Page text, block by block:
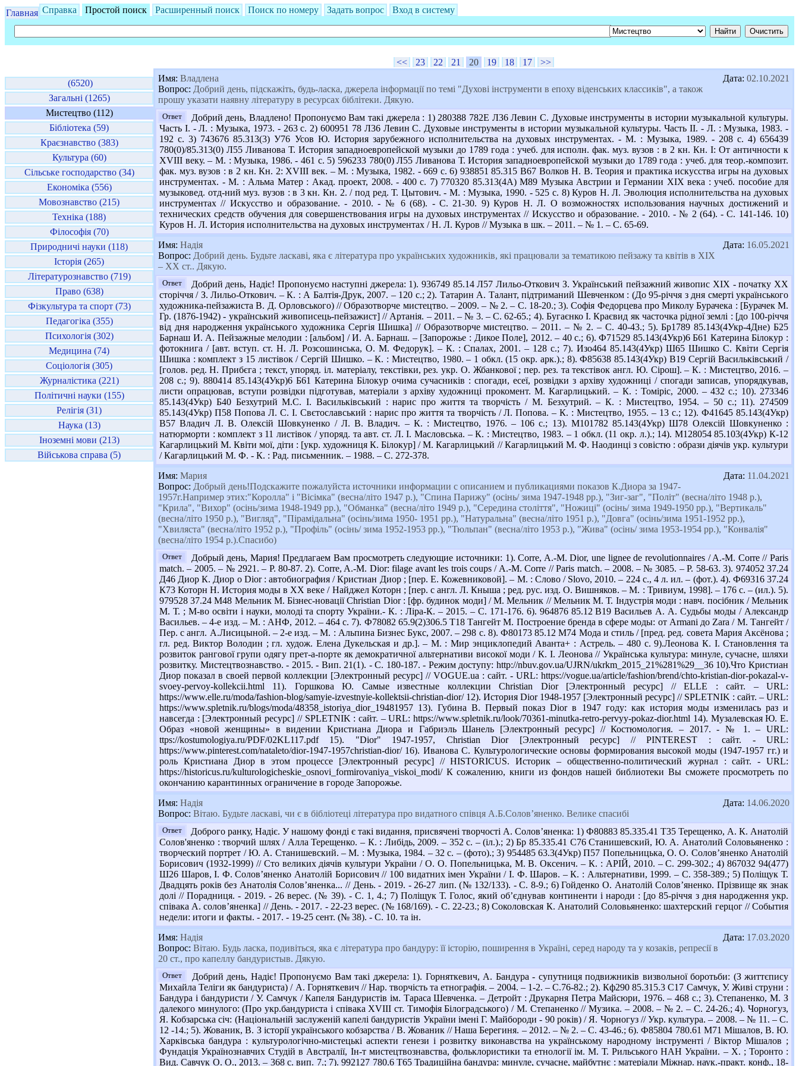
Главная Справка Простой поиск Расширенный поиск Поиск по номеру Задать вопрос Вход в систему
(6520)
Загальні (1265)
Мистецтво (112)
Бібліотека (59)
Краєзнавство (383)
Культура (60)
Сільське господарство (34)
Економіка (556)
Мовознавство (215)
Техніка (188)
Філософія (70)
Природничі науки (118)
Історія (265)
Літературознавство (719)
Право (638)
Фізкультура та спорт (73)
Педагогіка (355)
Психологія (302)
Медицина (74)
Соціологія (305)
Журналістика (221)
Політичні науки (155)
Релігія (31)
Наука (13)
Іноземні мови (213)
Військова справа (5)
<< 23 22 21 20 19 18 17
>>
Дата: 02.10.2021
Имя: Владлена
Вопрос: Добрий день, підскажіть, будь-ласка, джерела інформації по темі "Духові інструменти в епоху віденських классиків", а також
прошу указати наявну літературу в ресурсах біблітеки. Дякую.
Ответ
Добрий день, Владлено! Пропонуємо Вам такі джерела : 1) 280388 782Е Л36 Левин С. Духовые инструменты в истории музыкальной культуры.
Часть І. - Л. : Музыка, 1973. - 263 с. 2) 600951 78 Л36 Левин С. Духовые инструменты в истории музыкальной культуры. Часть ІІ. - Л. : Музыка, 1983. -
192 с. 3) 743676 85.313(3) У76 Усов Ю. История зарубежного исполнительства на духовых инструментах. - М. : Музыка, 1989. - 208 с. 4) 656439
780(0)/85.313(0) Л55 Ливанова Т. История западноевропейской музыки до 1789 года : учеб. для исполн. фак. муз. вузов : в 2 кн. Кн. І: От античности к
XVIII веку. – М. : Музыка, 1986. - 461 с. 5) 596233 780(0) Л55 Ливанова Т. История западноевропейской музыки до 1789 года : учеб. для теор.-композит.
фак. муз. вузов : в 2 кн. Кн. 2: XVIII век. – М. : Музыка, 1982. - 669 с. 6) 938851 85.315 В67 Волков Н. В. Теория и практика искусства игры на духовых
инструментах. - М. : Альма Матер : Акад. проект, 2008. - 400 с. 7) 770320 85.313(4А) М89 Музыка Австрии и Германии ХІХ века : учеб. пособие для
музыковед. отд-ний муз. вузов : в 3 кн. Кн. 2. / под ред. Т. Цытович. - М. : Музыка, 1990. - 525 с. 8) Куров Н. Л. Эволюция исполнительства на духовых
инструментах // Искусство и образование. - 2010. - № 6 (68). - С. 21-30. 9) Куров Н. Л. О возможностях использования научных достижений и
технических средств обучения для совершенствования игры на духовых инструментах // Искусство и образование. - 2010. - № 2 (64). - С. 141-146. 10)
Куров Н. Л. История исполнительства на духовых инструментах / Н. Л. Куров // Музыка в шк. – 2011. – № 1. – С. 65-69.
Дата: 16.05.2021
Имя: Надія
Вопрос: Добрий день. Будьте ласкаві, яка є література про українських художників, які працювали за тематикою пейзажу та квітів в XIX
– XX ст.. Дякую.
Ответ
Добрий день, Надіє! Пропонуємо наступні джерела: 1). 936749 85.14 Л57 Лильо-Откович З. Український пейзажний живопис XIX - початку XX
сторіччя / З. Лильо-Откович. – К. : А Балтія-Друк, 2007. – 120 с.; 2). Татарин А. Талант, підтриманий Шевченком : (До 95-річчя з дня смерті українського
художника-пейзажиста В. Д. Орловського) // Образотворче мистецтво. – 2009. – № 2. – С. 18-20.; 3). Софія Федорцева про Миколу Бурачека : [Бурачек М.
Гр. (1876-1942) - український живописець-пейзажист] // Артанія. – 2011. – № 3. – С. 62-65.; 4). Бугаєнко І. Краєвид як часточка рідної землі : [до 100-річчя
від дня народження українського художника Сергія Шишка] // Образотворче мистецтво. – 2011. – № 2. – С. 40-43.; 5). Бр1789 85.143(4Укр-4Дне) Б25
Барнаш И. А. Пейзажные мелодии : [альбом] / И. А. Барнаш. – [Запорожье : Дикое Поле], 2012. – 40 с.; 6). Ф71529 85.143(4Укр)6 Б61 Катерина Білокур :
фотокнига / [авт. вступ. ст. Н. Л. Розсошинська, О. М. Федорук]. – К. : Спалах, 2001. – 128 с.; 7). Изо464 85.143(4Укр) Ш65 Шишко С. Квіти Сергія
Шишка : комплект з 15 листівок / Сергій Шишко. – К. : Мистецтво, 1980. – 1 обкл. (15 окр. арк.).; 8). Ф85638 85.143(4Укр) В19 Сергій Васильківський /
[голов. ред. Н. Прибєга ; текст, упоряд. іл. матеріалу, текстівки, рез. укр. О. Жбанкової ; пер. рез. та текстівок англ. Ю. Сірош]. – К. : Мистецтво, 2016. –
208 с.; 9). 880414 85.143(4Укр)6 Б61 Катерина Білокур очима сучасників : спогади, есеї, розвідки з архіву художниці / спогади записав, упорядкував,
листи опрацював, вступи розвідки підготував, матеріали з архіву художниці прокомент. М. Кагарлицький. – К. : Томіріс, 2000. – 432 с.; 10). 273346
85.143(4Укр) Б40 Безхутрий М.С. І. Васильківський : нарис про життя та творчість / М. Безхутрий. – К. : Мистецтво, 1954. – 50 с.; 11). 274509
85.143(4Укр) П58 Попова Л. С. І. Свєтославський : нарис про життя та творчість / Л. Попова. – К. : Мистецтво, 1955. – 13 с.; 12). Ф41645 85.143(4Укр)
В57 Владич Л. В. Олексій Шовкуненко / Л. В. Владич. – К. : Мистецтво, 1976. – 106 с.; 13). М101782 85.143(4Укр) Ш78 Олексій Шовкуненко :
натюрморти : комплект з 11 листівок / упоряд. та авт. ст. Л. І. Масловська. – К. : Мистецтво, 1983. – 1 обкл. (11 окр. л.).; 14). М128054 85.103(4Укр) К-12
Кагарлицький М. Квіти мої, діти : [укр. художниця К. Білокур] / М. Кагарлицький // Кагарлицький М. Ф. Наодинці з совістю : образи діячів укр. культури
/ Кагарлицький М. Ф. - К. : Рад. письменник. – 1988. – С. 272-378.
Дата: 11.04.2021
Имя: Мария
Вопрос: Добрый день!Подскажите пожалуйста источники информации с описанием и публикациями показов К.Диора за 1947-
1957г.Например этих:"Королла" і "Вісімка" (весна/літо 1947 р.), "Спина Парижу" (осінь/ зима 1947-1948 рр.), "Зиг-заг", "Політ" (весна/літо 1948 р.),
"Крила", "Вихор" (осінь/зима 1948-1949 рр.), "Обманка" (весна/літо 1949 р.), "Середина століття", "Ножиці" (осінь/ зима 1949-1950 рр.), "Вертикаль"
(весна/літо 1950 р.), "Вигляд", "Пірамідальна" (осінь/зима 1950- 1951 рр.), "Натуральна" (весна/літо 1951 р.), "Довга" (осінь/зима 1951-1952 рр.),
"Хвиляста" (весна/літо 1952 р.), "Профіль" (осінь/ зима 1952-1953 рр.), "Тюльпан" (весна/літо 1953 р.), "Жива" (осінь/ зима 1953-1954 рр.), "Конвалія"
(весна/літо 1954 р.).Спасибо)
Ответ
Добрый день, Мария! Предлагаем Вам просмотреть следующие источники: 1). Corre, A.-M. Dior, une lignee de revolutionnaires / A.-M. Corre // Paris
match. – 2005. – № 2921. – P. 80-87. 2). Corre, A.-M. Dior: filage avant les trois coups / A.-M. Corre // Paris match. – 2008. – № 3085. – P. 58-63. 3). 974052 37.24
Д46 Диор К. Диор о Dior : автобиография / Кристиан Диор ; [пер. Е. Кожевниковой]. – М. : Слово / Slovo, 2010. – 224 с., 4 л. ил. – (фот.). 4). Ф69316 37.24
К73 Которн Н. История моды в XX веке / Найджел Которн ; [пер. с англ. Л. Кныша ; ред. рус. изд. О. Вишняков. – М. : Тривиум, 1998]. – 176 с. – (ил.). 5).
979528 37.24 М48 Мельник М. Бізнес-новації Christian Dior : [фр. будинок моди] / М. Мельник // Мельник М. Т. Індустрія моди : навч. посібник / Мельник
М. Т. ; М-во освіти і науки, молоді та спорту України.- К. : Ліра-К. – 2015. – С. 171-176. 6). 964876 85.12 В19 Васильев А. А. Судьбы моды / Александр
Васильев. – 4-е изд. – М. : АНФ, 2012. – 464 с. 7). Ф78082 65.9(2)306.5 Т18 Тангейт М. Построение бренда в сфере моды: от Armani до Zara / М. Тангейт /
Пер. с англ. А.Лисицыной. – 2-е изд. – М. : Альпина Бизнес Букс, 2007. – 298 с. 8). Ф80173 85.12 М74 Мода и стиль / [пред. ред. совета Мария Аксёнова ;
гл. ред. Виктор Володин ; гл. худож. Елена Дукельская и др.]. – М. : Мир энциклопедий Аванта+ : Астрель. – 480 с. 9).Леонова К. І. Становлення та
розвиток рангової групи одягу прет-а-порте як демократичної альтернативи високої моди / К. І. Леонова // Українська культура: минуле, сучасне, шляхи
розвитку. Мистецтвознавство. - 2015. - Вип. 21(1). - С. 180-187. - Режим доступу: http://nbuv.gov.ua/UJRN/ukrkm_2015_21%281%29__36 10).Что Кристиан
Диор показал в своей первой коллекции [Электронный ресурс] // VOGUE.ua : сайт. - URL: https://vogue.ua/article/fashion/brend/chto-kristian-dior-pokazal-v-
svoey-pervoy-kollekcii.html 11). Горшкова Ю. Самые известные коллекции Christian Dior [Электронный ресурс] // ELLE : сайт. – URL:
https://www.elle.ru/moda/fashion-blog/samyie-izvestnyie-kollektsii-christian-dior/ 12). История Dior 1948-1957 [Электронный ресурс] // SPLETNIK : сайт. – URL:
https://www.spletnik.ru/blogs/moda/48358_istoriya_dior_19481957 13). Губина В. Первый показ Dior в 1947 году: как история моды изменилась раз и
навсегда : [Электронный ресурс] // SPLETNIK : сайт. – URL: https://www.spletnik.ru/look/70361-minutka-retro-pervyy-pokaz-dior.html 14). Музалевская Ю. Е.
Образ «новой женщины» в видении Кристиана Диора и Габриэль Шанель [Электронный ресурс] // Костюмология. – 2017. - № 1. – URL:
ttps://kostumologiya.ru/PDF/02KL117.pdf 15). "Dior" 1947-1957, Christian Dior [Электронный ресурс] // PINTEREST : сайт. - URL:
https://www.pinterest.com/nataleto/dior-1947-1957christian-dior/ 16). Иванова С. Культурологические основы формирования высокой моды (1947-1957 гг.) и
роль Кристиана Диор в этом процессе [Электронный ресурс] // HISTORICUS. Историк – общественно-политический журнал : сайт. - URL:
https://historicus.ru/kulturologicheskie_osnovi_formirovaniya_viskoi_modi/ К сожалению, книги из фондов нашей библиотеки Вы сможете просмотреть по
окончанию карантинных ограничение в городе Запорожье.
Дата: 14.06.2020
Имя: Надія
Вопрос: Вітаю. Будьте ласкаві, чи є в бібліотеці література про видатного співця А.Б.Солов’яненко. Велике спасибі
Ответ
Доброго ранку, Надіє. У нашому фонді є такі видання, присвячені творчості А. Солов’яненка: 1) Ф80883 85.335.41 Т35 Терещенко, А. К. Анатолій
Солов'яненко : творчий шлях / Алла Терещенко. – К. : Либідь, 2009. – 352 с. – (іл.).; 2) Бр 85.335.41 С76 Станишевский, Ю. А. Анатолий Соловьяненко :
творческий портрет / Ю. А. Станишевский. – М. : Музыка, 1984. – 32 с. – (фото).; 3) 954485 63.3(4Укр) П57 Попельницька, О. О. Солов’яненко Анатолій
Борисович (1932-1999) // Сто великих діячів культури України / О. О. Попельницька, М. В. Оксенич. – К. : АРІЙ, 2010. – С. 299-302.; 4) 867032 94(477)
Ш26 Шаров, І. Ф. Солов’яненко Анатолій Борисович // 100 видатних імен України / І. Ф. Шаров. – К. : Альтернативи, 1999. – С. 358-389.; 5) Поліщук Т.
Двадцять років без Анатолія Солов’яненка... // День. - 2019. - 26-27 лип. (№ 132/133). - С. 8-9.; 6) Гойденко О. Анатолій Солов’яненко. Прізвище як знак
долі // Порадниця. - 2019. - 26 верес. (№ 39). - С. 1, 4.; 7) Поліщук Т. Голос, який об’єднував континенти і народи : [до 85-річчя з дня народження укр.
співака А. солов’яненка] // День. - 2017. - 22-23 верес. (№ 168/169). - С. 22-23.; 8) Соколовская К. Анатолий Соловьяненко: шахтерский герцог // События
недели: итоги и факты. - 2017. - 19-25 сент. (№ 38). - С. 10. та ін.
Дата: 17.03.2020
Имя: Надія
Вопрос: Вітаю. Будь ласка, подивіться, яка є література про бандуру: її історію, поширення в Україні, серед народу та у козаків, репресії в
20 ст., про капеллу бандуристыв. Дякую.
Ответ
Добрий день, Надіє! Пропонуємо Вам такі джерела: 1). Горняткевич, А. Бандура - супутниця подвижників визвольної боротьби: (З життєпису
Михайла Теліги як бандуриста) / А. Горняткевич // Нар. творчість та етнографія. – 2004. – 1-2. – С.76-82.; 2). Кф290 85.315.3 С17 Самчук, У. Живі струни :
Бандура і бандуристи / У. Самчук / Капеля Бандуристів ім. Тараса Шевченка. – Детройт : Друкарня Петра Майсюри, 1976. – 468 с.; 3). Степаненко, М. З
далекого минулого: (Про укр.бандуриста і співака ХVIII ст. Тимофія Білоградського) / М. Степаненко // Музика. – 2008. – № 2. – С. 24-26.; 4). Чорногуз,
Я. Кобзарська січ: (Національній заслуженій капелі бандуристів України імені Г. Майбороди - 90 років) / Я. Чорногуз // Укр. культура. – 2008. – № 11. – С.
12 -14.; 5). Жованик, В. З історії українського кобзарства / В. Жованик // Наша Берегиня. – 2012. – № 2. – С. 43-46.; 6). Ф85804 780.61 М71 Мішалов, В. Ю.
Харківська бандура : культурологічно-мистецькі аспекти генези і розвитку виконавства на українському народному інструменті / Віктор Мішалов ;
Фундація Українознавчих Студій в Австралії, Ін-т мистецтвознавства, фольклористики та етнології ім. М. Т. Рильського НАН України. – Х. ; Торонто :
Вид. Савчук О. О., 2013. – 368 с. вип. 7.; 7). 992127 780.6 Т65 Традиційна бандура: минуле, сучасне, майбутнє : матеріали Міжнар. наук.-практ. конф., 18-